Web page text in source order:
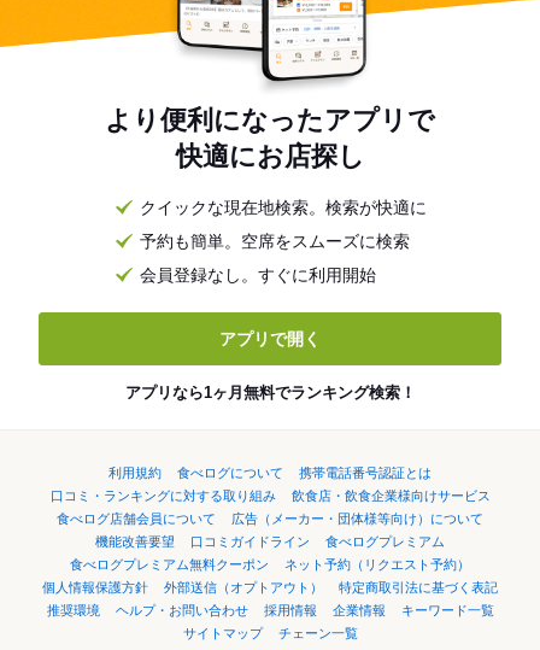
より便利になったアプリで
快適にお店探し
クイックな現在地検索。検索が快適に
予約も簡単。空席をスムーズに検索
会員登録なし。すぐに利用開始
アプリで開く
アプリなら1ヶ月無料でランキング検索！
利用規約 食べログについて
携帯電話番号認証とは
口コミ・ランキングに対する取り組み
飲食店・飲食企業様向けサービス
食べログ店舗会員について
広告（メーカー・団体様等向け）について
機能改善要望
口コミガイドライン
食べログプレミアム
食べログプレミアム無料クーポン
ネット予約（リクエスト予約）
個人情報保護方針
外部送信（オプトアウト）
特定商取引法に基づく表記
推奨環境
ヘルプ・お問い合わせ 採用情報 企業情報
キーワード一覧
サイトマップ
チェーン一覧